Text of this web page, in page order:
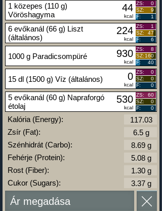
1 közepes (110 g)
Vöröshagyma
44
kcal
ZS:
0
SZ:
9
F:
1
6 evőkanál (66 g) Liszt
(általános)
224
kcal
ZS:
1
SZ:
47
F:
6
1000 g Paradicsompüré 930
kcal
ZS:
8
SZ: 160
F:
40
15 dl (1500 g) Víz (általános) 0
kcal
ZS:
0
SZ:
0
F:
0
5 evőkanál (60 g) Napraforgó
étolaj
530
kcal
ZS:
60
SZ:
0
F:
0
Kalória (Energy):
Zsír (Fat):
Szénhidrát (Carbo):
Fehérje (Protein):
Rost (Fiber):
Cukor (Sugars):
Ár megadása